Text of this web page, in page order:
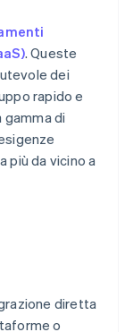
. Queste
dei
rapido e
gamma di
più da vicino a
diretta
o